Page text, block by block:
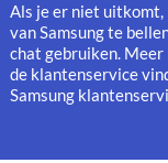
Als je er niet uitkomt,
van Samsung te
chat gebruiken.
de klantenservice
Samsung